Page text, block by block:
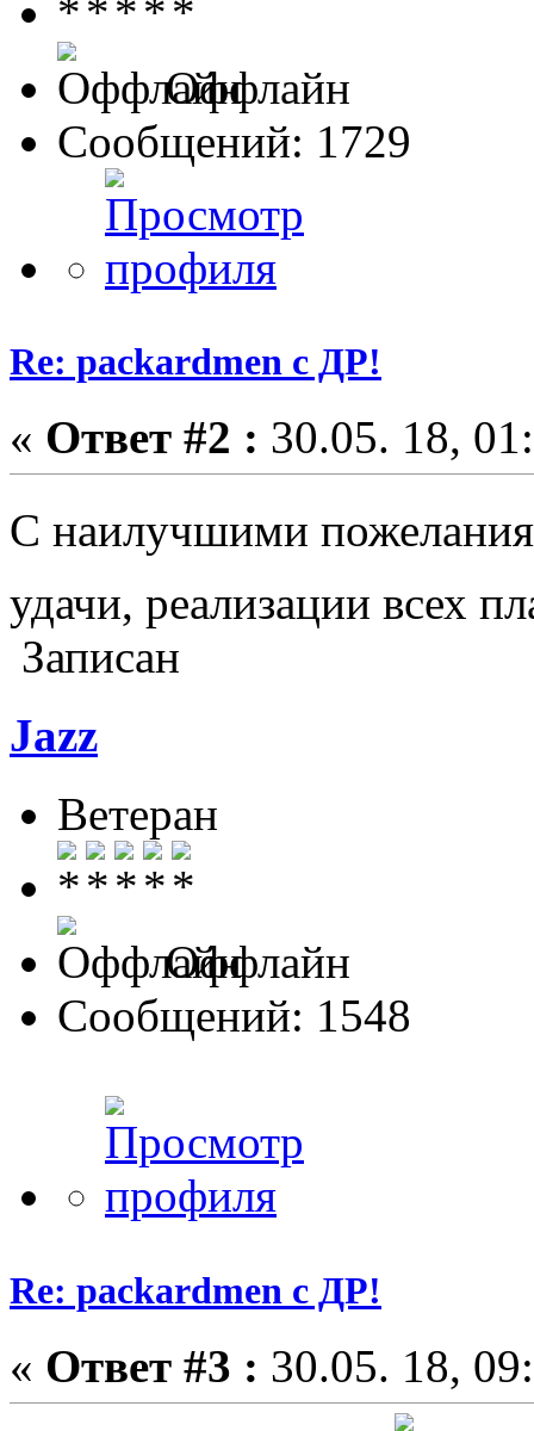
Оффлайн
Сообщений: 1729
Re: packardmen с ДР!
« Ответ #2 : 30.05. 18,
С наилучшими
удачи, реализации всех
Записан
Jazz
Ветеран
Оффлайн
Сообщений: 1548
Re: packardmen с ДР!
« Ответ #3 : 30.05. 18,